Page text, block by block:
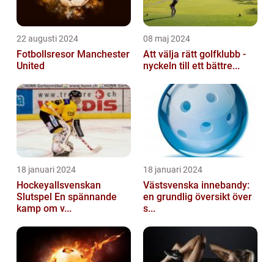
22 augusti 2024
Fotbollsresor Manchester
United
08 maj 2024
Att välja rätt golfklubb -
nyckeln till ett bättre...
18 januari 2024
Hockeyallsvenskan
Slutspel En spännande
kamp om v...
18 januari 2024
Västsvenska innebandy:
en grundlig översikt över
s...